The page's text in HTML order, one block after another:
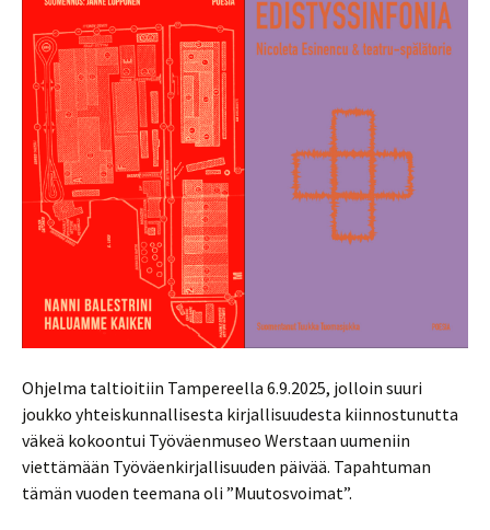
Ohjelma taltioitiin Tampereella 6.9.2025, jolloin suuri
joukko yhteiskunnallisesta kirjallisuudesta kiinnostunutta
väkeä kokoontui Työväenmuseo Werstaan uumeniin
viettämään Työväenkirjallisuuden päivää. Tapahtuman
tämän vuoden teemana oli ”Muutosvoimat”.